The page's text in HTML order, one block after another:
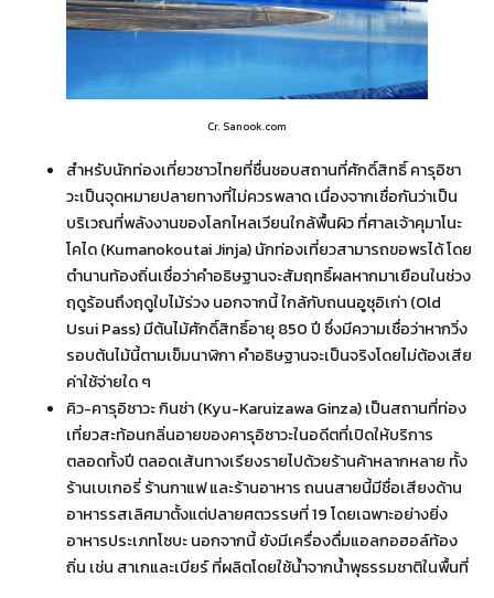
Cr. Sanook.com
สำหรับนักท่องเที่ยวชาวไทยที่ชื่นชอบสถานที่ศักดิ์สิทธิ์ คารุอิซา
วะเป็นจุดหมายปลายทางที่ไม่ควรพลาด เนื่องจากเชื่อกันว่าเป็น
บริเวณที่พลังงานของโลกไหลเวียนใกล้พื้นผิว ที่ศาลเจ้าคุมาโนะ
โคได (Kumanokoutai Jinja) นักท่องเที่ยวสามารถขอพรได้ โดย
ตำนานท้องถิ่นเชื่อว่าคำอธิษฐานจะสัมฤทธิ์ผลหากมาเยือนในช่วง
ฤดูร้อนถึงฤดูใบไม้ร่วง นอกจากนี้ ใกล้กับถนนอูซุอิเก่า (Old
Usui Pass) มีต้นไม้ศักดิ์สิทธิ์อายุ 850 ปี ซึ่งมีความเชื่อว่าหากวิ่ง
รอบต้นไม้นี้ตามเข็มนาฬิกา คำอธิษฐานจะเป็นจริงโดยไม่ต้องเสีย
ค่าใช้จ่ายใด ๆ
คิว-คารุอิซาวะ กินซ่า (Kyu-Karuizawa Ginza) เป็นสถานที่ท่อง
เที่ยวสะท้อนกลิ่นอายของคารุอิซาวะในอดีตที่เปิดให้บริการ
ตลอดทั้งปี ตลอดเส้นทางเรียงรายไปด้วยร้านค้าหลากหลาย ทั้ง
ร้านเบเกอรี่ ร้านกาแฟ และร้านอาหาร ถนนสายนี้มีชื่อเสียงด้าน
อาหารรสเลิศมาตั้งแต่ปลายศตวรรษที่ 19 โดยเฉพาะอย่างยิ่ง
อาหารประเภทโซบะ นอกจากนี้ ยังมีเครื่องดื่มแอลกอฮอล์ท้อง
ถิ่น เช่น สาเกและเบียร์ ที่ผลิตโดยใช้น้ำจากน้ำพุธรรมชาติในพื้นที่